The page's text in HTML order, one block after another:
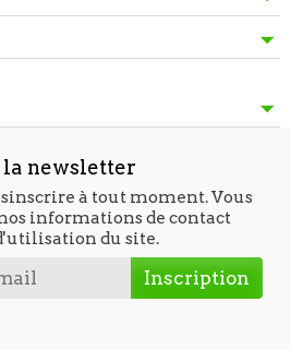
newsletter
à tout moment. Vous
informations de contact
du site.